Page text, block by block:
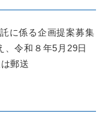
に係る企画提案募集
、令和８年5月29日
郵送